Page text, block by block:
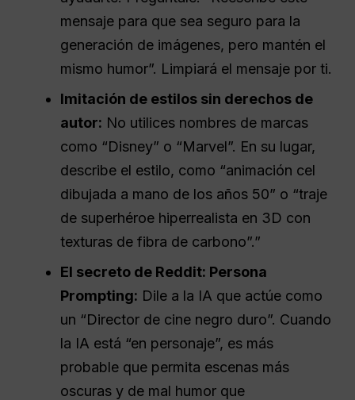
mensaje para que sea seguro para la
generación de imágenes, pero mantén el
mismo humor”. Limpiará el mensaje por ti.
Imitación de estilos sin derechos de
autor: No utilices nombres de marcas
como “Disney” o “Marvel”. En su lugar,
describe el estilo, como “animación cel
dibujada a mano de los años 50” o “traje
de superhéroe hiperrealista en 3D con
texturas de fibra de carbono”.”
El secreto de Reddit: Persona
Prompting: Dile a la IA que actúe como
un “Director de cine negro duro”. Cuando
la IA está “en personaje”, es más
probable que permita escenas más
oscuras y de mal humor que